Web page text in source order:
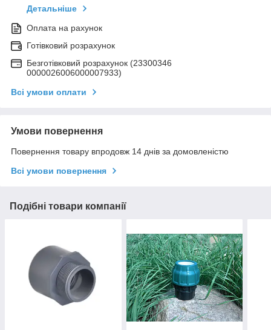
Детальніше
Оплата на рахунок
Готівковий розрахунок
Безготівковий розрахунок (23300346
0000026006000007933)
Всі умови оплати
Умови повернення
Повернення товару впродовж 14 днів за домовленістю
Всі умови повернення
Подібні товари компанії